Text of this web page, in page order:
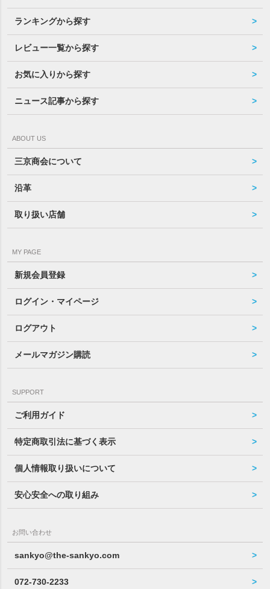
ランキングから探す
レビュー一覧から探す
お気に入りから探す
ニュース記事から探す
ABOUT US
三京商会について
沿革
取り扱い店舗
MY PAGE
新規会員登録
ログイン・マイページ
ログアウト
メールマガジン購読
SUPPORT
ご利用ガイド
特定商取引法に基づく表示
個人情報取り扱いについて
安心安全への取り組み
お問い合わせ
sankyo@the-sankyo.com
072-730-2233